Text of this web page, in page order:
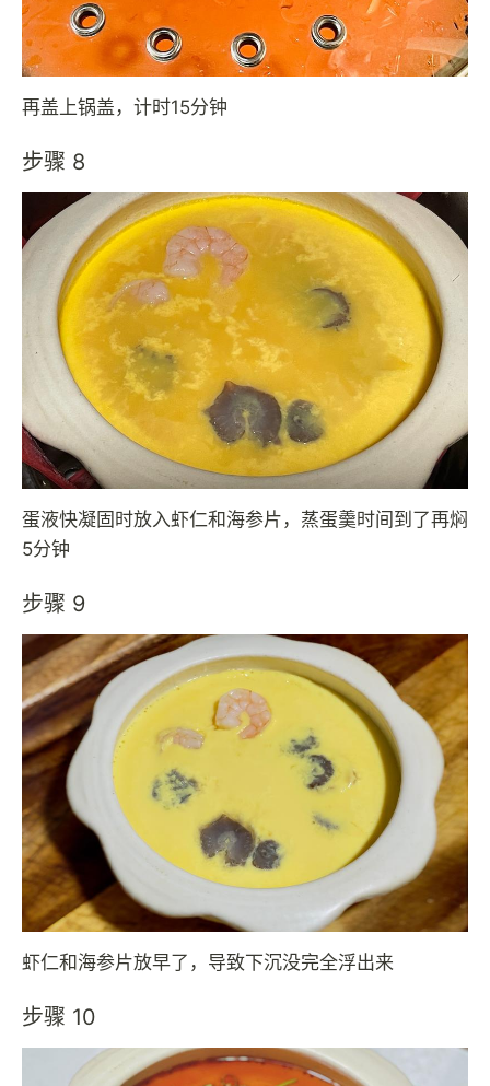
再盖上锅盖，计时15分钟
步骤 8
蛋液快凝固时放入虾仁和海参片，蒸蛋羹时间到了再焖
5分钟
步骤 9
虾仁和海参片放早了，导致下沉没完全浮出来
步骤 10